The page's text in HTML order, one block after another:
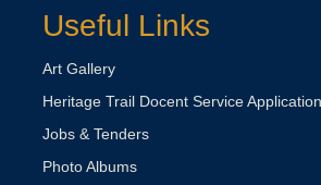
Useful Links
Art Gallery
Heritage Trail Docent Service
Jobs & Tenders
Photo Albums